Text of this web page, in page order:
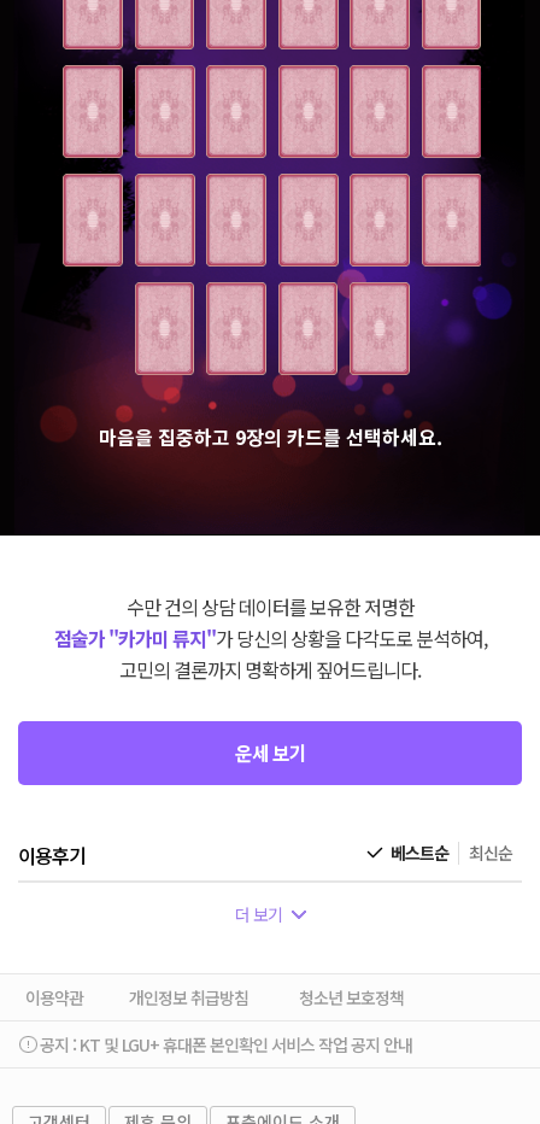
마음을 집중하고 9장의 카드를 선택하세요.
수만 건의 상담 데이터를 보유한 저명한
점술가 "카가미 류지"가 당신의 상황을 다각도로 분석하여,
고민의 결론까지 명확하게 짚어드립니다.
운세 보기
이용후기 베스트순 최신순
더 보기
이용약관 개인정보 취급방침
청소년 보호정책
공지 : KT 및 LGU+ 휴대폰 본인확인 서비스 작업 공지 안내